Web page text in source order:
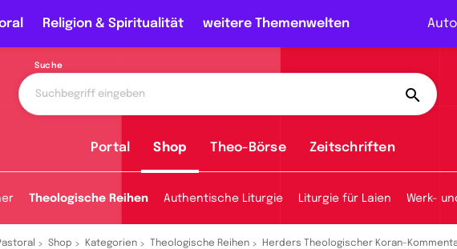
Religion & Spiritualität weitere Themenwelten
Suche
Portal Shop Theo-Börse Zeitschriften
Theologische Reihen Authentische Liturgie Liturgie für Laien Werk-
Shop Kategorien Theologische Reihen Herders Theologischer Koran-